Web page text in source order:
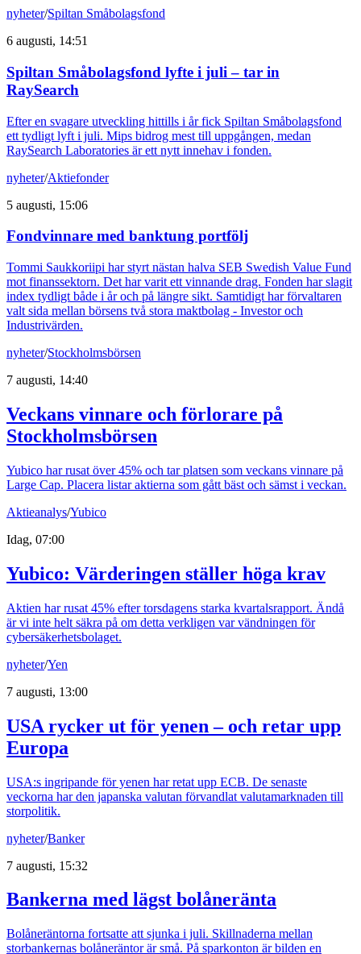
nyheter/Spiltan Småbolagsfond
6 augusti, 14:51
Spiltan Småbolagsfond lyfte i juli – tar in
RaySearch
Efter en svagare utveckling hittills i år fick Spiltan Småbolagsfond
ett tydligt lyft i juli. Mips bidrog mest till uppgången, medan
RaySearch Laboratories är ett nytt innehav i fonden.
nyheter/Aktiefonder
5 augusti, 15:06
Fondvinnare med banktung portfölj
Tommi Saukkoriipi har styrt nästan halva SEB Swedish Value Fund
mot finanssektorn. Det har varit ett vinnande drag. Fonden har slagit
index tydligt både i år och på längre sikt. Samtidigt har förvaltaren
valt sida mellan börsens två stora maktbolag - Investor och
Industrivärden.
nyheter/Stockholmsbörsen
7 augusti, 14:40
Veckans vinnare och förlorare på
Stockholmsbörsen
Yubico har rusat över 45% och tar platsen som veckans vinnare på
Large Cap. Placera listar aktierna som gått bäst och sämst i veckan.
Aktieanalys/Yubico
Idag, 07:00
Yubico: Värderingen ställer höga krav
Aktien har rusat 45% efter torsdagens starka kvartalsrapport. Ändå
är vi inte helt säkra på om detta verkligen var vändningen för
cybersäkerhetsbolaget.
nyheter/Yen
7 augusti, 13:00
USA rycker ut för yenen – och retar upp
Europa
USA:s ingripande för yenen har retat upp ECB. De senaste
veckorna har den japanska valutan förvandlat valutamarknaden till
storpolitik.
nyheter/Banker
7 augusti, 15:32
Bankerna med lägst bolåneränta
Bolåneräntorna fortsatte att sjunka i juli. Skillnaderna mellan
storbankernas bolåneräntor är små. På sparkonton är bilden en